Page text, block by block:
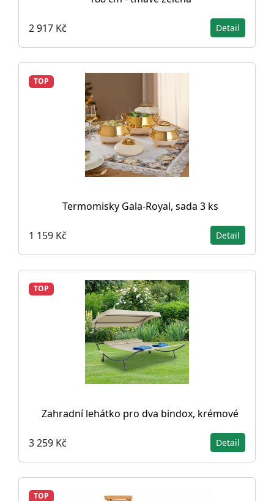
2 917 Kč Detail
TOP
Termomisky Gala-Royal, sada 3 ks
1 159 Kč Detail
TOP
Zahradní lehátko pro dva bindox, krémové
3 259 Kč Detail
TOP